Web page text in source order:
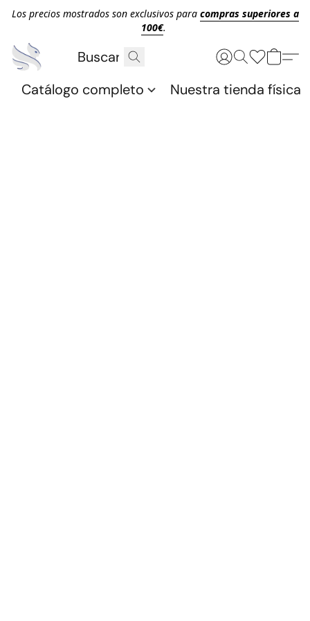
Los precios mostrados son exclusivos para compras superiores a
100€.
Catálogo completo Nuestra tienda física